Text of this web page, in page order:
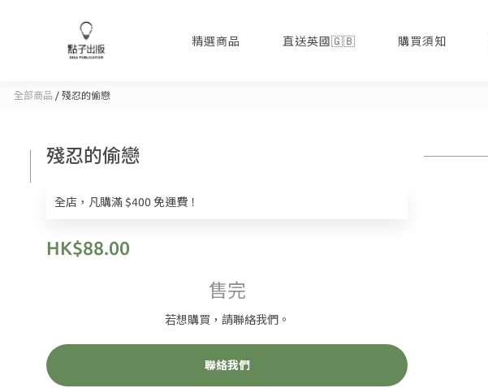
精選商品 直送英國🇬🇧 購買須知
全部商品 / 殘忍的偷戀
殘忍的偷戀
全店，凡購滿 $400 免運費！
HK$88.00
售完
若想購買，請聯絡我們。
聯絡我們